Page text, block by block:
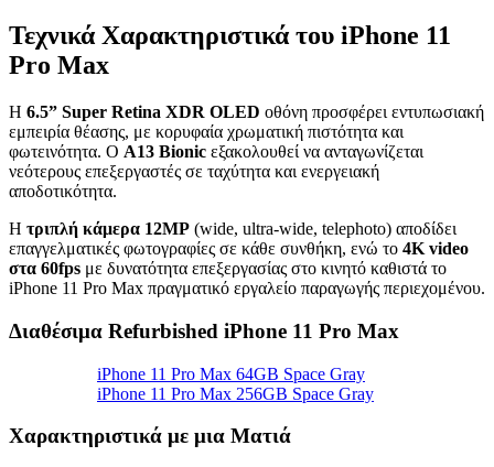
Τεχνικά Χαρακτηριστικά του iPhone 11
Pro Max
Η 6.5” Super Retina XDR OLED οθόνη προσφέρει εντυπωσιακή
εμπειρία θέασης, με κορυφαία χρωματική πιστότητα και
φωτεινότητα. Ο A13 Bionic εξακολουθεί να ανταγωνίζεται
νεότερους επεξεργαστές σε ταχύτητα και ενεργειακή
αποδοτικότητα.
Η τριπλή κάμερα 12MP (wide, ultra-wide, telephoto) αποδίδει
επαγγελματικές φωτογραφίες σε κάθε συνθήκη, ενώ το 4K video
στα 60fps με δυνατότητα επεξεργασίας στο κινητό καθιστά το
iPhone 11 Pro Max πραγματικό εργαλείο παραγωγής περιεχομένου.
Διαθέσιμα Refurbished iPhone 11 Pro Max
iPhone 11 Pro Max 64GB Space Gray
iPhone 11 Pro Max 256GB Space Gray
Χαρακτηριστικά με μια Ματιά